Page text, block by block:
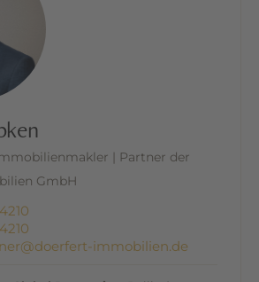
auf besondere Weise
ein hochwertiges
eine Kombination, die sowohl
Feriengäste nachhaltig
der Region ist die
rund um den Golfclub
mehreren
Plätzen und einem
Spielbetrieb zu den
Deutschlands zählt.
| Partner der
GmbH
immobilien.de